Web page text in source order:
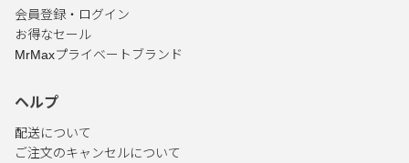
会員登録・ログイン
お得なセール
MrMaxプライベートブランド
ヘルプ
配送について
ご注文のキャンセルについて